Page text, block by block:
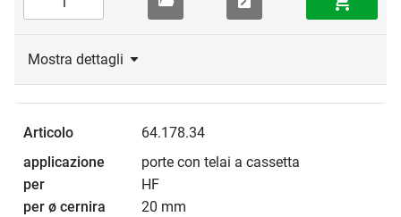
Mostra dettagli
64.178.34
porte con telai a cassetta
HF
20 mm